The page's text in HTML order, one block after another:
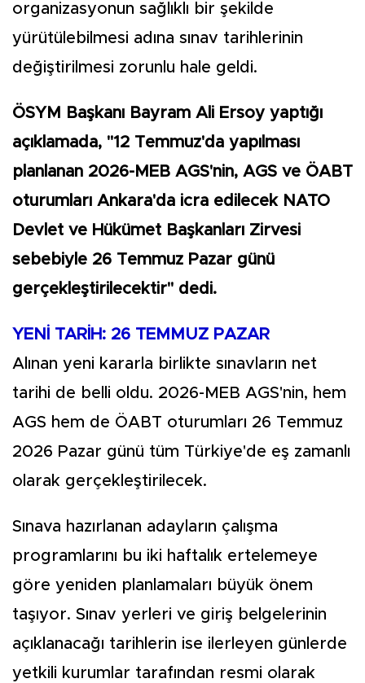
organizasyonun sağlıklı bir şekilde
yürütülebilmesi adına sınav tarihlerinin
değiştirilmesi zorunlu hale geldi.
ÖSYM Başkanı Bayram Ali Ersoy yaptığı
açıklamada, "12 Temmuz'da yapılması
planlanan 2026-MEB AGS'nin, AGS ve ÖABT
oturumları Ankara'da icra edilecek NATO
Devlet ve Hükümet Başkanları Zirvesi
sebebiyle 26 Temmuz Pazar günü
gerçekleştirilecektir" dedi.
YENİ TARİH: 26 TEMMUZ PAZAR
Alınan yeni kararla birlikte sınavların net
tarihi de belli oldu. 2026-MEB AGS'nin, hem
AGS hem de ÖABT oturumları 26 Temmuz
2026 Pazar günü tüm Türkiye'de eş zamanlı
olarak gerçekleştirilecek.
Sınava hazırlanan adayların çalışma
programlarını bu iki haftalık ertelemeye
göre yeniden planlamaları büyük önem
taşıyor. Sınav yerleri ve giriş belgelerinin
açıklanacağı tarihlerin ise ilerleyen günlerde
yetkili kurumlar tarafından resmi olarak